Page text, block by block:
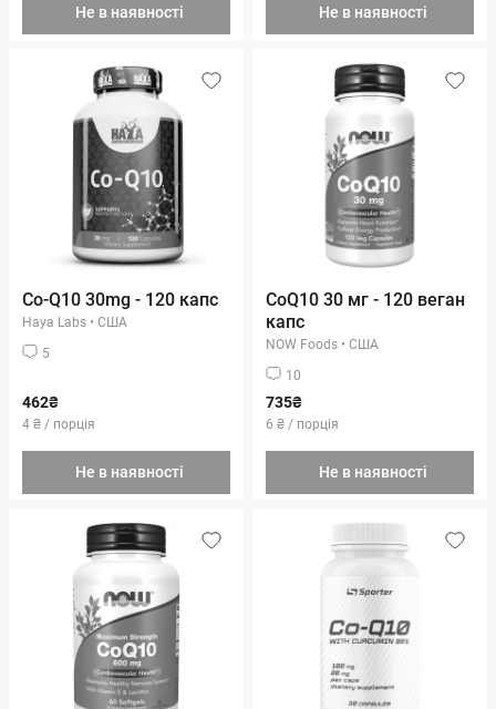
Не в наявності Не в наявності
Co-Q10 30mg - 120 капс
Haya Labs • США
5
462₴
4 ₴ / порція
Не в наявності
CoQ10 30 мг - 120 веган
капс
NOW Foods • США
10
735₴
6 ₴ / порція
Не в наявності